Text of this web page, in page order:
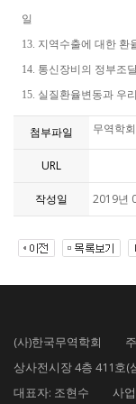
일
13. 지역수출에 대한 환
14. 통신장비의 정부조
15. 실질환율변동과 우
첨부파일 무역학
URL
작성일 2019년
(사)한국무역학회 주
상사전시장 4층 411호(
대표자: 조현수 사업